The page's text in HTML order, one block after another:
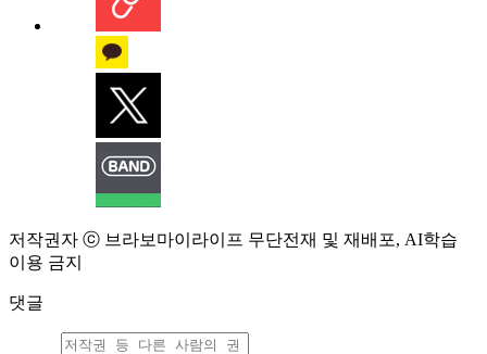
저작권자 ⓒ 브라보마이라이프 무단전재 및 재배포, AI학습
이용 금지
댓글